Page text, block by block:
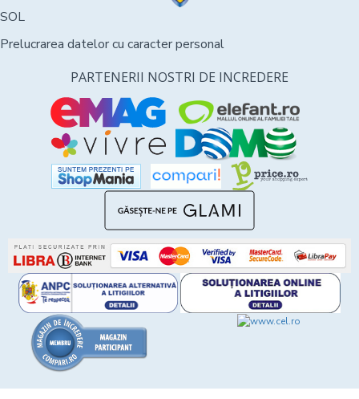
SOL
Prelucrarea datelor cu caracter personal
PARTENERII NOSTRI DE INCREDERE